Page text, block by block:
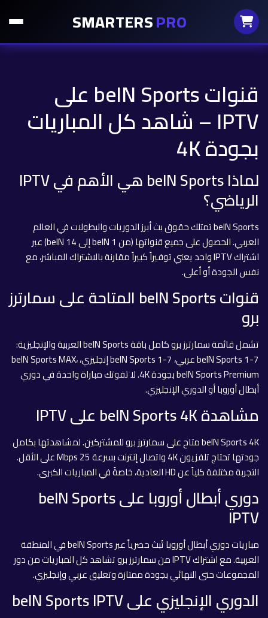
SMARTERSPRO
قنوات beIN Sports على
IPTV – شاهد كل المباريات
بجودة 4K
لماذا beIN Sports هي الأهم في IPTV
الرياضي؟
beIN Sports تمتلك حقوق بث أبرز الدوريات والبطولات في العالم
العربي. الحصول على جميع قنواتها (من beIN 1 إلى beIN 14) عبر
اشتراك IPTV واحد يعني توفيراً كبيراً مقارنة بالاشتراك المباشر، مع
نفس الجودة أو أعلى.
قنوات beIN Sports المتاحة على سمارترز
برو
تشمل قائمة سمارترز برو كامل باقة beIN Sports العربية والإنجليزية:
beIN Sports 1-7 عربي، beIN Sports 1-7 إنجليزي، beIN Sports MAX،
beIN Sports Premium بجودة 4K. لا تفوتك مباراة واحدة في دوري
أبطال أوروبا أو الدوري الإنجليزي.
مشاهدة beIN Sports 4K على IPTV
beIN Sports 4K متاح على سمارترز برو للمشتركين. لمشاهدتها بكامل
جودتها تحتاج تلفزيون 4K واتصال إنترنت بسرعة 25 Mbps على الأقل.
التجربة مختلفة كلياً عن HD العادية، خاصةً في المباريات الكبرى.
دوري أبطال أوروبا على beIN Sports
IPTV
مباريات دوري أبطال أوروبا تُبث حصرياً عبر beIN Sports في المنطقة
العربية. مع اشتراك IPTV من سمارترز برو تشاهد كل المباريات من دور
المجموعات حتى النهائي بجودة ممتازة وتعليق عربي وإنجليزي.
الدوري الإنجليزي على beIN Sports IPTV